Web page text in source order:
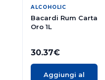
ALCOHOLIC
Bacardi Rum Carta
Oro 1L
30.37€
Aggiungi al